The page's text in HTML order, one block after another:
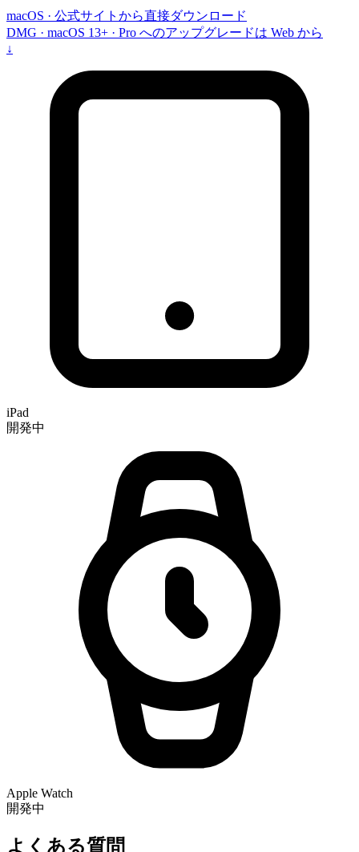
macOS · 公式サイトから直接ダウンロード
DMG · macOS 13+ · Pro へのアップグレードは Web から
↓
iPad
開発中
Apple Watch
開発中
よくある質問